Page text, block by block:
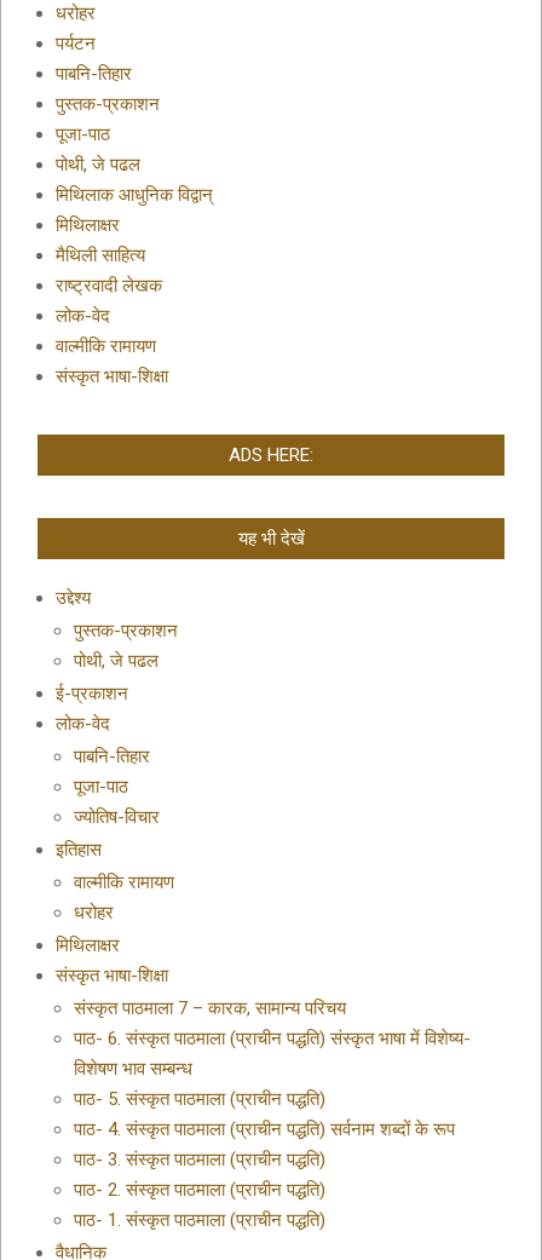
धरोहर
पर्यटन
पाबनि-तिहार
पुस्तक-प्रकाशन
पूजा-पाठ
पोथी, जे पढल
मिथिलाक आधुनिक विद्वान्
मिथिलाक्षर
मैथिली साहित्य
राष्ट्रवादी लेखक
लोक-वेद
वाल्मीकि रामायण
संस्कृत भाषा-शिक्षा
ADS HERE:
यह भी देखें
उद्देश्य
पुस्तक-प्रकाशन
पोथी, जे पढल
ई-प्रकाशन
लोक-वेद
पाबनि-तिहार
पूजा-पाठ
ज्योतिष-विचार
इतिहास
वाल्मीकि रामायण
धरोहर
मिथिलाक्षर
संस्कृत भाषा-शिक्षा
संस्कृत पाठमाला 7 – कारक, सामान्य परिचय
पाठ- 6. संस्कृत पाठमाला (प्राचीन पद्धति) संस्कृत भाषा में विशेष्य-
विशेषण भाव सम्बन्ध
पाठ- 5. संस्कृत पाठमाला (प्राचीन पद्धति)
पाठ- 4. संस्कृत पाठमाला (प्राचीन पद्धति) सर्वनाम शब्दों के रूप
पाठ- 3. संस्कृत पाठमाला (प्राचीन पद्धति)
पाठ- 2. संस्कृत पाठमाला (प्राचीन पद्धति)
पाठ- 1. संस्कृत पाठमाला (प्राचीन पद्धति)
वैधानिक